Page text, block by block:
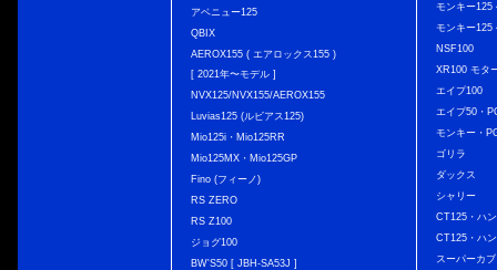
アベニュー125
QBIX
AEROX155 ( エアロックス155 )
[ 2021年〜モデル ]
NVX125/NVX155/AEROX155
Luvias125 (ルビアス125)
Mio125i・Mio125RR
Mio125MX・Mio125GP
Fino (フィーノ)
RS ZERO
RS Z100
ジョグ100
BW'S50 [ JBH-SA53J ]
モンキー
モンキー125
NSF100
XR100 モタ
エイプ100
エイプ50・
モンキー・
ゴリラ
ダックス
シャリー
CT125・ハ
CT125・ハ
スーパーカ